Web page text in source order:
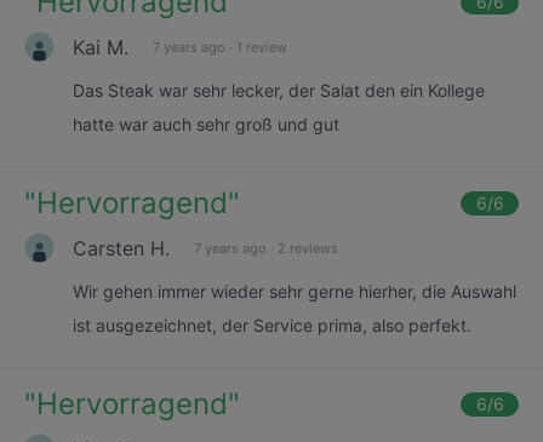
Kai M. 7 years ago · 1 review
Das Steak war sehr lecker, der Salat den ein Kollege
hatte war auch sehr groß und gut
"Hervorragend" 6/6
Carsten H. 7 years ago · 2 reviews
Wir gehen immer wieder sehr gerne hierher, die Auswahl
ist ausgezeichnet, der Service prima, also perfekt.
"Hervorragend" 6/6